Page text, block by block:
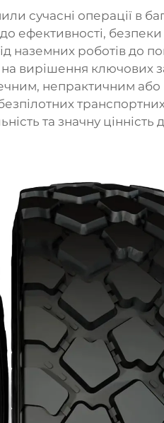
сучасні операції в
ефективності, безпеки
наземних роботів до
вирішення ключових
непрактичним або
транспортних
та значну цінність